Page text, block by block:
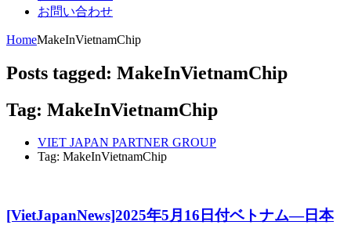
お問い合わせ
HomeMakeInVietnamChip
Posts tagged: MakeInVietnamChip
Tag: MakeInVietnamChip
VIET JAPAN PARTNER GROUP
Tag: MakeInVietnamChip
[VietJapanNews]2025年5月16日付ベトナム―日本